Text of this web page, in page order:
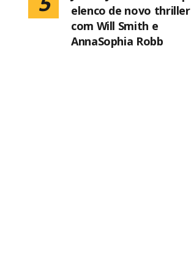
elenco de novo thriller
com Will Smith e
AnnaSophia Robb